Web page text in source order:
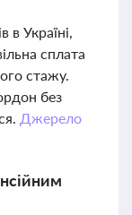
Україні,
сплата
стажу.
без
Джерело